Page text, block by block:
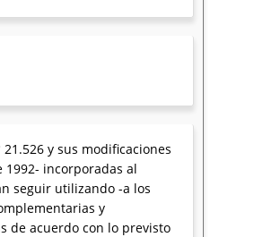
y sus modificaciones
incorporadas al
seguir utilizando -a los
y
de acuerdo con lo previsto